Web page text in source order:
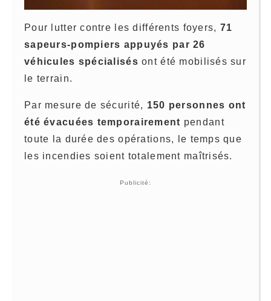
Pour lutter contre les différents foyers, 71
sapeurs-pompiers appuyés par 26
véhicules spécialisés ont été mobilisés sur
le terrain.
Par mesure de sécurité, 150 personnes ont
été évacuées temporairement pendant
toute la durée des opérations, le temps que
les incendies soient totalement maîtrisés.
Publicité: